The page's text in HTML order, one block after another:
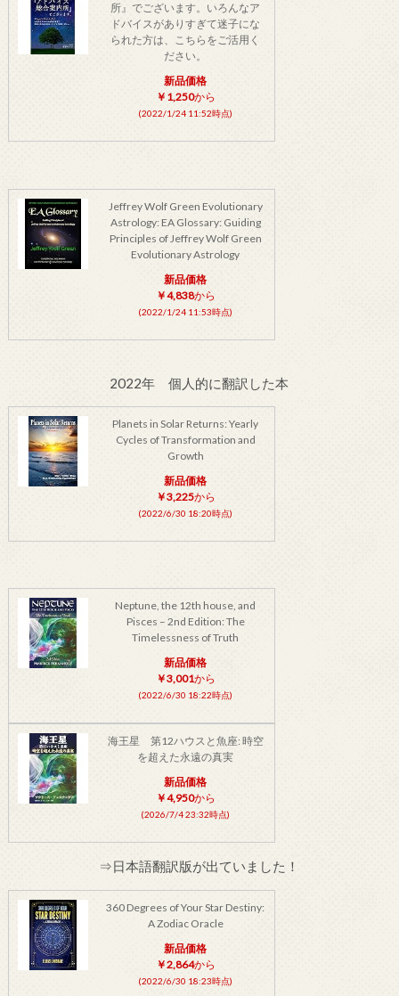
所』でございます。いろんなア
ドバイスがありすぎて迷子にな
られた方は、こちらをご活用く
ださい。
新品価格
￥1,250から
(2022/1/24 11:52時点)
Jeffrey Wolf Green Evolutionary
Astrology: EA Glossary: Guiding
Principles of Jeffrey Wolf Green
Evolutionary Astrology
新品価格
￥4,838から
(2022/1/24 11:53時点)
2022年 個人的に翻訳した本
Planets in Solar Returns: Yearly
Cycles of Transformation and
Growth
新品価格
￥3,225から
(2022/6/30 18:20時点)
Neptune, the 12th house, and
Pisces – 2nd Edition: The
Timelessness of Truth
新品価格
￥3,001から
(2022/6/30 18:22時点)
海王星 第12ハウスと魚座: 時空
を超えた永遠の真実
新品価格
￥4,950から
(2026/7/4 23:32時点)
⇒日本語翻訳版が出ていました！
360 Degrees of Your Star Destiny:
A Zodiac Oracle
新品価格
￥2,864から
(2022/6/30 18:23時点)